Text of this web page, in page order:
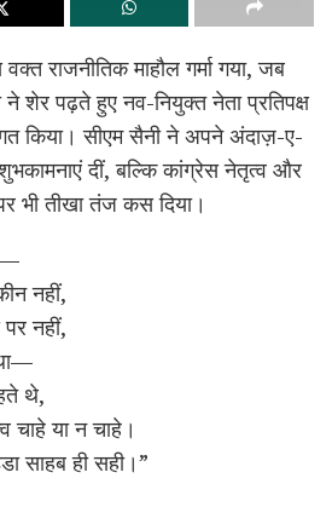
राजनीतिक माहौल गर्मा गया, जब
शेर पढ़ते हुए नव-नियुक्त नेता प्रतिपक्ष
किया। सीएम सैनी ने अपने अंदाज़-ए-
दीं, बल्कि कांग्रेस नेतृत्व और
भी तीखा तंज कस दिया।
नहीं,
नहीं,
थे,
चाहे या न चाहे।
साहब ही सही।”